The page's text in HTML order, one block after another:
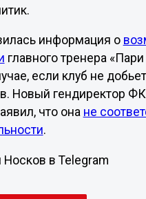
информация о
главного тренера
если клуб не
Новый гендиректор
что она не
.
в Telegram